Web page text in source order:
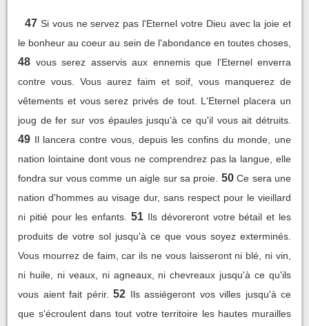
47 Si vous ne servez pas l'Eternel votre Dieu avec la joie et
le bonheur au coeur au sein de l'abondance en toutes choses,
48 vous serez asservis aux ennemis que l'Eternel enverra
contre vous. Vous aurez faim et soif, vous manquerez de
vêtements et vous serez privés de tout. L'Eternel placera un
joug de fer sur vos épaules jusqu'à ce qu'il vous ait détruits.
49 Il lancera contre vous, depuis les confins du monde, une
nation lointaine dont vous ne comprendrez pas la langue, elle
fondra sur vous comme un aigle sur sa proie. 50 Ce sera une
nation d'hommes au visage dur, sans respect pour le vieillard
ni pitié pour les enfants.
51 Ils dévoreront votre bétail et les
produits de votre sol jusqu'à ce que vous soyez exterminés.
Vous mourrez de faim, car ils ne vous laisseront ni blé, ni vin,
ni huile, ni veaux, ni agneaux, ni chevreaux jusqu'à ce qu'ils
vous aient fait périr. 52 Ils assiégeront vos villes jusqu'à ce
que s'écroulent dans tout votre territoire les hautes murailles